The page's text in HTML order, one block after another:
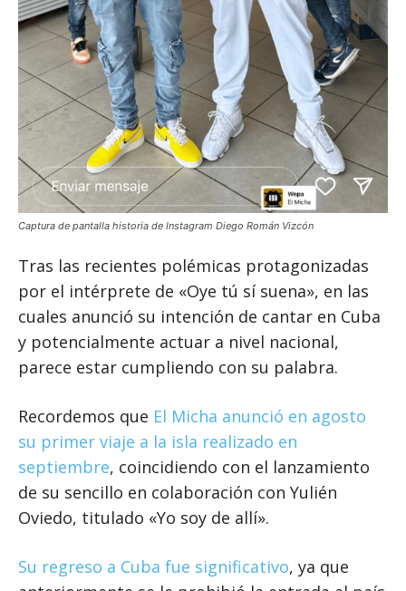
Captura de pantalla historia de Instagram Diego Román Vizcón
Tras las recientes polémicas protagonizadas
por el intérprete de «Oye tú sí suena», en las
cuales anunció su intención de cantar en Cuba
y potencialmente actuar a nivel nacional,
parece estar cumpliendo con su palabra.
Recordemos que El Micha anunció en agosto
su primer viaje a la isla realizado en
septiembre, coincidiendo con el lanzamiento
de su sencillo en colaboración con Yulién
Oviedo, titulado «Yo soy de allí».
Su regreso a Cuba fue significativo, ya que